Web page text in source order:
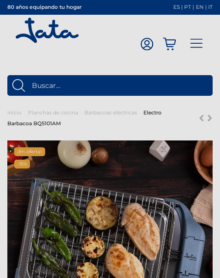
80 años equipando tu hogar ES | PT | EN | IT
Inicio Planchas de cocina Barbacoas eléctricas
Electro
Barbacoa BQ5101AM
¡En oferta!
-15%